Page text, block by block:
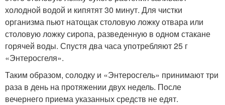
холодной водой и кипятят 30 минут. Для чистки
организма пьют натощак столовую ложку отвара или
столовую ложку сиропа, разведенную в одном стакане
горячей воды. Спустя два часа употребляют 25 г
«Энтеросгеля».
Таким образом, солодку и «Энтеросгель» принимают три
раза в день на протяжении двух недель. После
вечернего приема указанных средств не едят.